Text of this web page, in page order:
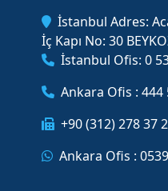
İstanbul Adres:
İç Kapı No: 30
İstanbul Ofis: 0
Ankara Ofis : 444
+90 (312) 278 37
Ankara Ofis :